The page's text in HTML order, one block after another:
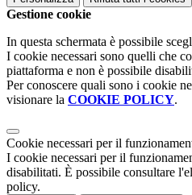
Gestione cookie
In questa schermata è possibile
I cookie necessari sono quelli che
piattaforma e non è possibile
Per conoscere quali sono i cookie
visionare la COOKIE POLICY.
Cookie necessari per il
I cookie necessari per il
disabilitati. È possibile consultare
policy.